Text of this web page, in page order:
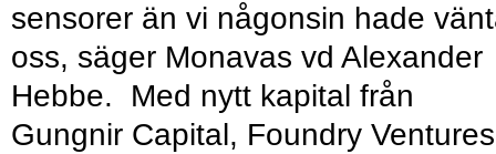
sensorer än vi någonsin hade
oss, säger Monavas vd Alexander
Hebbe. Med nytt kapital från
Gungnir Capital, Foundry Ventures